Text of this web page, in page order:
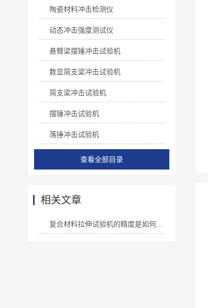
陶瓷材料冲击检测仪
动态冲击强度测试仪
悬臂梁摆锤冲击试验机
数显简支梁冲击试验机
简支梁冲击试验机
摆锤冲击试验机
落捶冲击试验机
查看全部目录
相关文章
复合材料拉伸试验机的精度是如何保证的？